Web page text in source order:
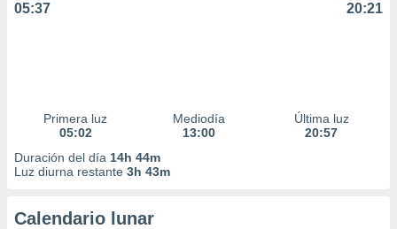
05:37 20:21
Primera luz
05:02
Mediodía
13:00
Última luz
20:57
Duración del día 14h 44m
Luz diurna restante 3h 43m
Calendario lunar